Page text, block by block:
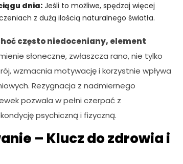
dnia: Jeśli to możliwe, spędzaj więcej
z dużą ilością naturalnego światła.
często niedoceniany, element
słoneczne, zwłaszcza rano, nie tylko
wzmacnia motywację i korzystnie wpływa
Rezygnacja z nadmiernego
pozwala w pełni czerpać z
psychiczną i fizyczną.
– Klucz do zdrowia i